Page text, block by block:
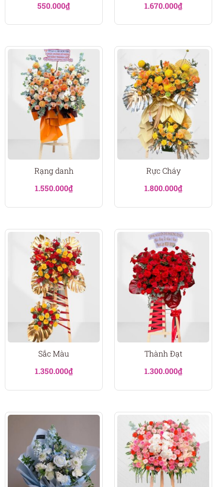
550.000₫ 1.670.000₫
Rạng danh
1.550.000₫
Rực Cháy
1.800.000₫
Sắc Màu
1.350.000₫
Thành Đạt
1.300.000₫